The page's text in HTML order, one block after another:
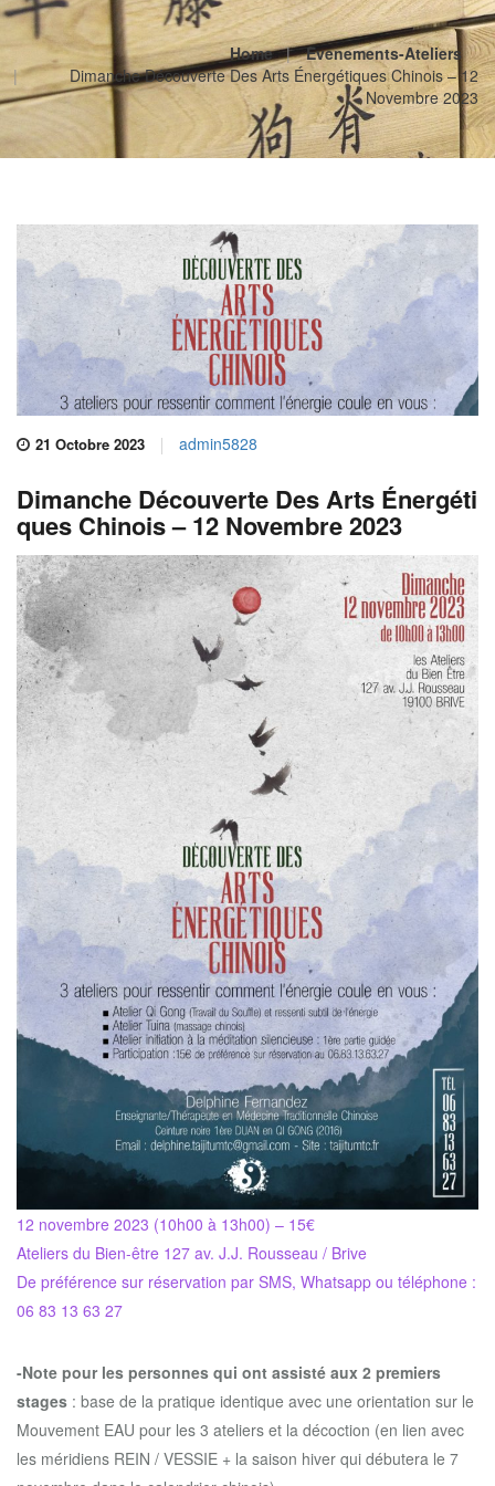
Home
Evenements-Ateliers
Dimanche Découverte Des Arts Énergétiques Chinois – 12
Novembre 2023
21 Octobre 2023 admin5828
Dimanche Découverte Des Arts Énergéti
Ques Chinois – 12 Novembre 2023
12 novembre 2023 (10h00 à 13h00) – 15€
Ateliers du Bien-être 127 av. J.J. Rousseau / Brive
De préférence sur réservation par SMS, Whatsapp ou téléphone :
06 83 13 63 27
-Note pour les personnes qui ont assisté aux 2 premiers
stages : base de la pratique identique avec une orientation sur le
Mouvement EAU pour les 3 ateliers et la décoction (en lien avec
les méridiens REIN / VESSIE + la saison hiver qui débutera le 7